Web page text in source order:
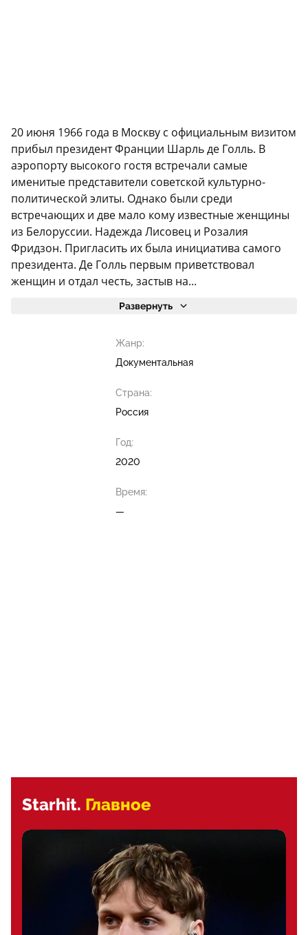
20 июня 1966 года в Москву с официальным визитом
прибыл президент Франции Шарль де Голль. В
аэропорту высокого гостя встречали самые
именитые представители советской культурно-
политической элиты. Однако были среди
встречающих и две мало кому известные женщины
из Белоруссии. Надежда Лисовец и Розалия
Фридзон. Пригласить их была инициатива самого
президента. Де Голль первым приветствовал
женщин и отдал честь, застыв на...
Развернуть
Жанр:
Документальная
Страна:
Россия
Год:
2020
Время:
—
Starhit. Главное